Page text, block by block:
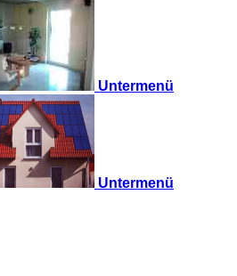
Untermenü
Untermenü